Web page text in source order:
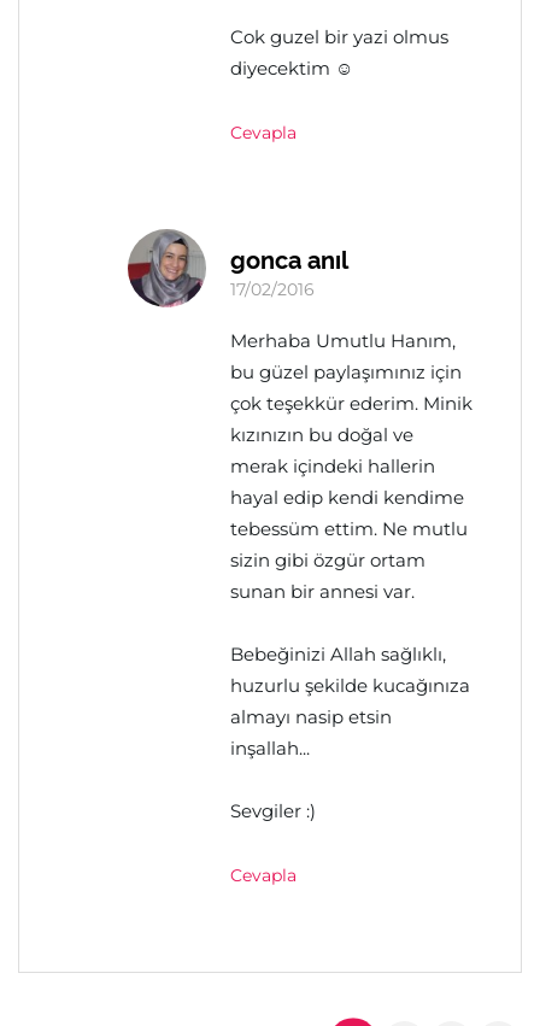
Cok guzel bir yazi olmus
diyecektim ☺
Cevapla
gonca anıl
17/02/2016
Merhaba Umutlu Hanım,
bu güzel paylaşımınız için
çok teşekkür ederim. Minik
kızınızın bu doğal ve
merak içindeki hallerin
hayal edip kendi kendime
tebessüm ettim. Ne mutlu
sizin gibi özgür ortam
sunan bir annesi var.
Bebeğinizi Allah sağlıklı,
huzurlu şekilde kucağınıza
almayı nasip etsin
inşallah...
Sevgiler :)
Cevapla